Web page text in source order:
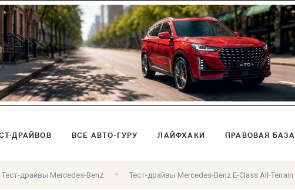
ДРАЙВОВ ВСЕ АВТО-ГУРУ ЛАЙФХАКИ ПРАВОВАЯ БАЗА
Тест-драйвы Mercedes-Benz Тест-драйвы Mercedes-Benz E-Class All-Terrain